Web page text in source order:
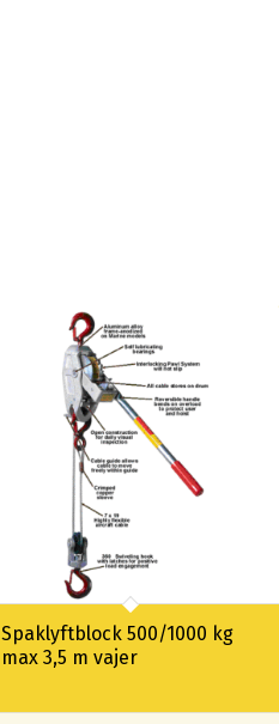
Spaklyftblock 500/1000 kg
max 3,5 m vajer